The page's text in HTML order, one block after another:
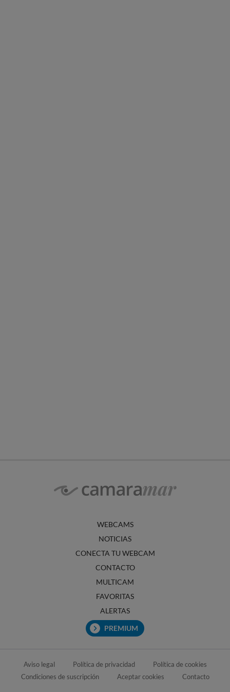
WEBCAMS
NOTICIAS
CONECTA TU WEBCAM
CONTACTO
MULTICAM
FAVORITAS
ALERTAS
PREMIUM
Aviso legal Política de privacidad
Política de cookies
Condiciones de suscripción
Aceptar cookies Contacto